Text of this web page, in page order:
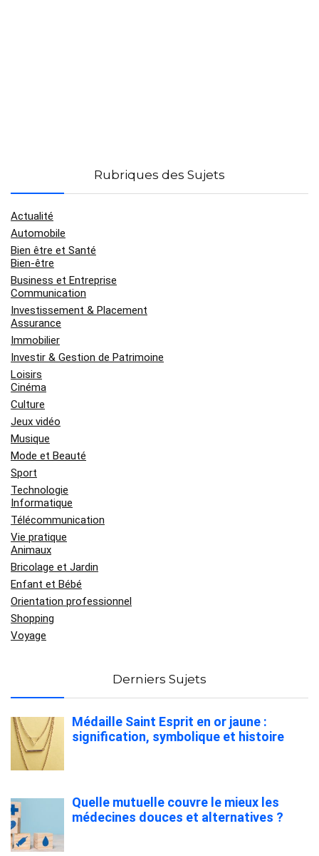
Rubriques des Sujets
Actualité
Automobile
Bien être et Santé
Bien-être
Business et Entreprise
Communication
Investissement & Placement
Assurance
Immobilier
Investir & Gestion de Patrimoine
Loisirs
Cinéma
Culture
Jeux vidéo
Musique
Mode et Beauté
Sport
Technologie
Informatique
Télécommunication
Vie pratique
Animaux
Bricolage et Jardin
Enfant et Bébé
Orientation professionnel
Shopping
Voyage
Derniers Sujets
Médaille Saint Esprit en or jaune :
signification, symbolique et histoire
Quelle mutuelle couvre le mieux les
médecines douces et alternatives ?